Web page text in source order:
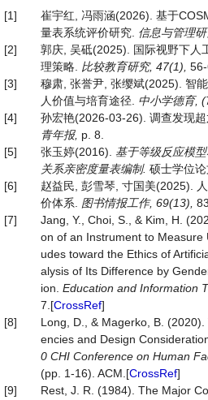
[1]
崔宇红, 冯雨涵(2026). 基于
量表系统评价研究. 信息与管理
[2]
郭庆, 吴砥(2025). 国际视野下人
理策略. 比较教育研究, 47(1), 56-
[3]
穆肃, 张誉尹, 张缨斌(2025). 智
人价值与培育途径. 中小学德育,
[4]
孙宏艳(2026-03-26). 调查发现
青年报, p. 8.
[5]
张玉婷(2016). 基于等级反应模
关系亲密度量表编制. 硕士学位
[6]
赵益民, 彭雪琴, 寸国美(2025).
价体系. 图书情报工作, 69(13)
[7]
Jang, Y., Choi, S., & Kim, H.
on of an Instrument to Measure
udes toward the Ethics of
alysis of Its Difference by
ion. Education and Information
7.[CrossRef]
[8]
Long, D., & Magerko, B.
encies and Design
0 CHI Conference on Human
(pp. 1-16). ACM.[CrossRef]
[9]
Rest, J. R. (1984). The Major